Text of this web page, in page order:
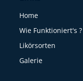
Home
Wie Funktioniert's ?
Likörsorten
Galerie